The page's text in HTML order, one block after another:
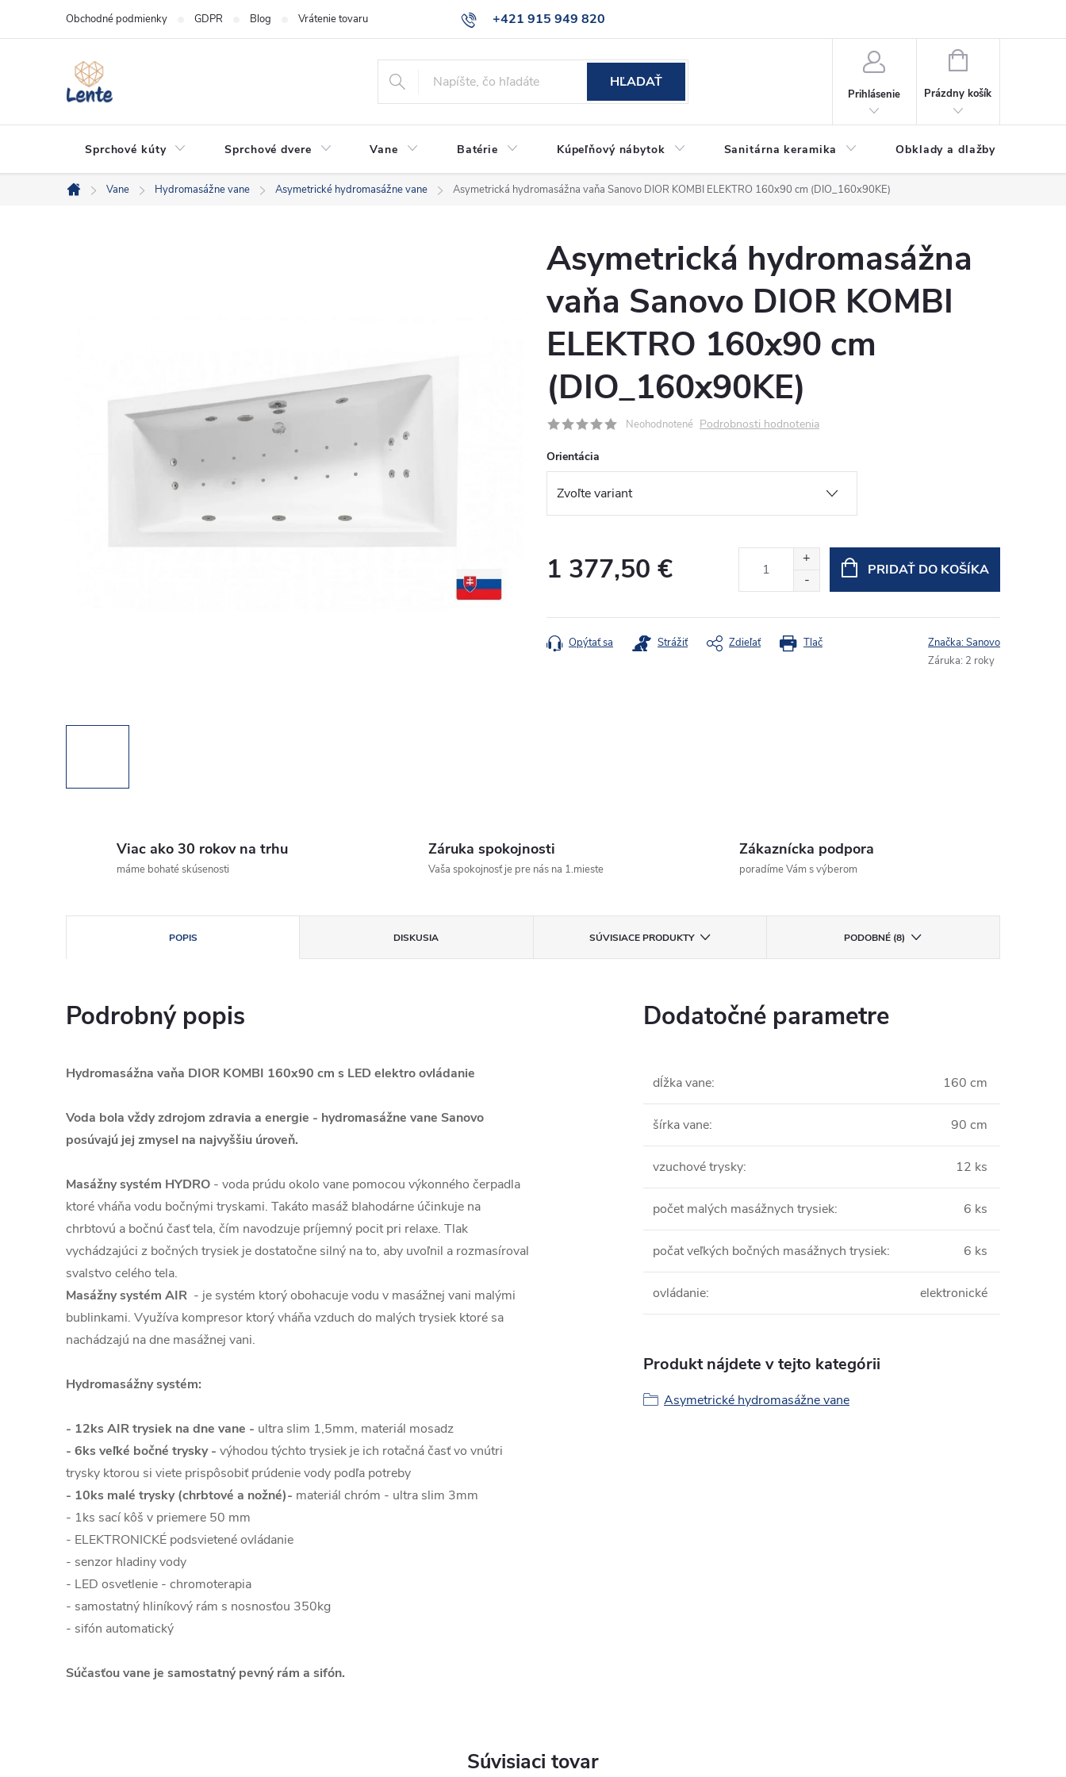
+421 915 949 820
Obchodné podmienky GDPR Blog Vrátenie tovaru
HĽADAŤ
Prihlásenie
NÁKUPNÝ
Prázdny košík
Sprchové kúty Sprchové dvere Vane Batérie Kúpeľňový nábytok Sanitárna keramika Obklady a dlažby
Domov
Vane Hydromasážne vane Asymetrické hydromasážne vane Asymetrická hydromasážna vaňa Sanovo DIOR KOMBI ELEKTRO 160x90 cm (DIO_160x90KE)
Asymetrická hydromasážna
vaňa Sanovo DIOR KOMBI
ELEKTRO 160x90 cm
(DIO_160x90KE)
Neohodnotené Podrobnosti hodnotenia
Orientácia
1 377,50 € PRIDAŤ DO KOŠÍKA
Tlač
Opýtať sa Strážiť Zdieľať Značka:Sanovo
Záruka: 2 roky
Viac ako 30 rokov na trhu
máme bohaté skúsenosti
Záruka spokojnosti
Vaša spokojnosť je pre nás na 1.mieste
Zákaznícka podpora
poradíme Vám s výberom
POPIS DISKUSIA SÚVISIACE PRODUKTY PODOBNÉ (8)
Podrobný popis
Hydromasážna vaňa DIOR KOMBI 160x90 cm s LED elektro ovládanie
Voda bola vždy zdrojom zdravia a energie - hydromasážne vane Sanovo
posúvajú jej zmysel na najvyššiu úroveň.
Masážny systém HYDRO - voda prúdu okolo vane pomocou výkonného čerpadla
ktoré vháňa vodu bočnými tryskami. Takáto masáž blahodárne účinkuje na
chrbtovú a bočnú časť tela, čím navodzuje príjemný pocit pri relaxe. Tlak
vychádzajúci z bočných trysiek je dostatočne silný na to, aby uvoľnil a rozmasíroval
svalstvo celého tela.
Masážny systém AIR - je systém ktorý obohacuje vodu v masážnej vani malými
bublinkami. Využíva kompresor ktorý vháňa vzduch do malých trysiek ktoré sa
nachádzajú na dne masážnej vani.
Hydromasážny systém:
- 12ks AIR trysiek na dne vane - ultra slim 1,5mm, materiál mosadz
- 6ks veľké bočné trysky - výhodou týchto trysiek je ich rotačná časť vo vnútri
trysky ktorou si viete prispôsobiť prúdenie vody podľa potreby
- 10ks malé trysky (chrbtové a nožné)- materiál chróm - ultra slim 3mm
- 1ks sací kôš v priemere 50 mm
- ELEKTRONICKÉ podsvietené ovládanie
- senzor hladiny vody
- LED osvetlenie - chromoterapia
- samostatný hliníkový rám s nosnosťou 350kg
- sifón automatický
Súčasťou vane je samostatný pevný rám a sifón.
Dodatočné parametre
dĺžka vane: 160 cm
šírka vane: 90 cm
vzuchové trysky: 12 ks
počet malých masážnych trysiek: 6 ks
počat veľkých bočných masážnych trysiek: 6 ks
ovládanie: elektronické
Produkt nájdete v tejto kategórii
Asymetrické hydromasážne vane
Súvisiaci tovar